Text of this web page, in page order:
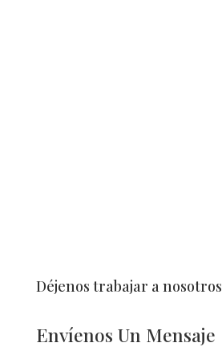
Déjenos trabajar a nosotros
Envíenos Un Mensaje